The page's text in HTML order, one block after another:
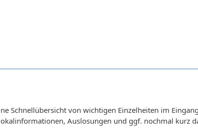
Schnellübersicht von wichtigen Einzelheiten im
Auslosungen und ggf. nochmal kurz